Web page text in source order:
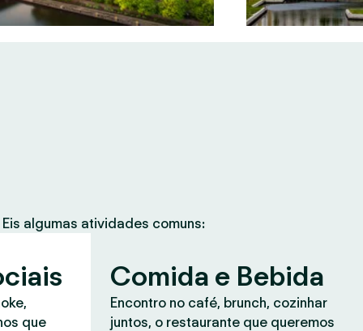
algumas atividades comuns:
que
Comida e Bebida
Encontro no café, brunch, cozinhar
juntos, o restaurante que queremos